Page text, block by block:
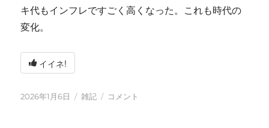
キ代もインフレですごく高くなった。これも時代の
変化。
イイネ!
投
2026年1月6日
カ
雑記
2026
コメント